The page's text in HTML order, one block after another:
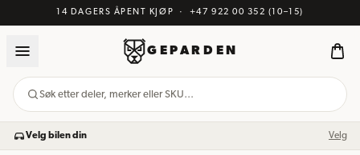
14 DAGERS ÅPENT KJØP · +47 922 00 352 (10–15)
GEPARDEN
Søk etter deler, merker eller SKU…
Velg bilen din Velg